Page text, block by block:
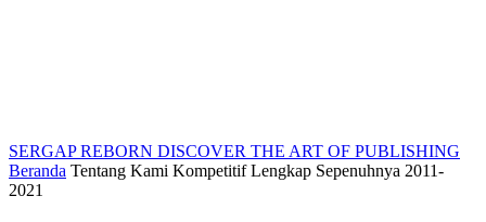
SERGAP REBORN DISCOVER THE ART OF PUBLISHING
Beranda Tentang Kami Kompetitif Lengkap Sepenuhnya 2011-
2021